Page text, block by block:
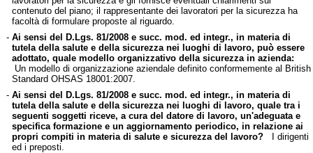
contenuto del piano; il rappresentante dei lavoratori per la sicurezza ha
facoltà di formulare proposte al riguardo.
- Ai sensi del D.Lgs. 81/2008 e succ. mod. ed integr., in materia di
tutela della salute e della sicurezza nei luoghi di lavoro, può essere
adottato, quale modello organizzativo della sicurezza in azienda:
Un modello di organizzazione aziendale definito conformemente al British
Standard OHSAS 18001:2007.
- Ai sensi del D.Lgs. 81/2008 e succ. mod. ed integr., in materia di
tutela della salute e della sicurezza nei luoghi di lavoro, quale tra i
seguenti soggetti riceve, a cura del datore di lavoro, un'adeguata e
specifica formazione e un aggiornamento periodico, in relazione ai
propri compiti in materia di salute e sicurezza del lavoro?I dirigenti
ed i preposti.